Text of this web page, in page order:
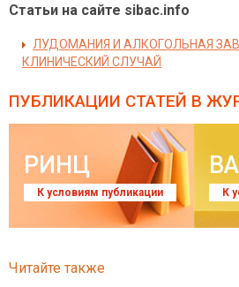
Статьи на сайте sibac.info
ЛУДОМАНИЯ И АЛКОГОЛЬНАЯ
КЛИНИЧЕСКИЙ СЛУЧАЙ
ПУБЛИКАЦИИ СТАТЕЙ В
РИНЦ
К условиям публикации К
Читайте также